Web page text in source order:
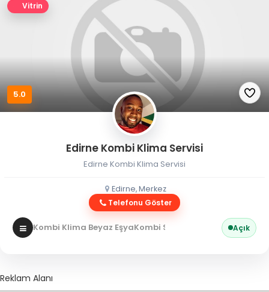
Vitrin
5.0
Edirne Kombi Klima Servisi
Edirne Kombi Klima Servisi
Edirne, Merkez
Telefonu Göster
Kombi Klima Beyaz EşyaKombi Servisi Açık
Reklam Alanı